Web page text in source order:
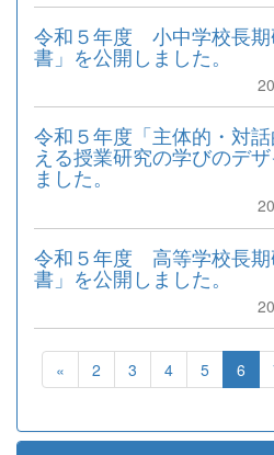
令和５年度 小中学校長
書」を公開しました。
令和５年度「主体的・対
える授業研究の学びのデ
ました。
令和５年度 高等学校長
書」を公開しました。
« 2 3 4 5 6